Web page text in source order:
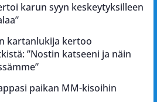
karun syyn keskeytyksilleen
kartanlukija kertoo
”Nostin katseeni ja näin
paikan MM-kisoihin